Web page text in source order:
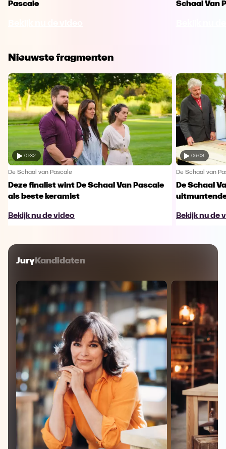
Pascale
Schaal Van
Nieuwste fragmenten
01:32
De Schaal van Pascale
Deze finalist wint De Schaal Van Pascale
als beste keramist
Bekijk nu de video
06:03
De Schaal van
De Schaal
Bekijk nu de
JuryKandidaten